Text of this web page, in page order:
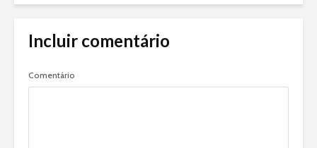
Incluir comentário
Comentário